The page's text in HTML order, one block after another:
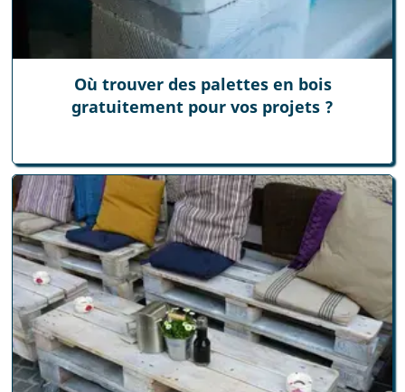
Où trouver des palettes en bois
gratuitement pour vos projets ?